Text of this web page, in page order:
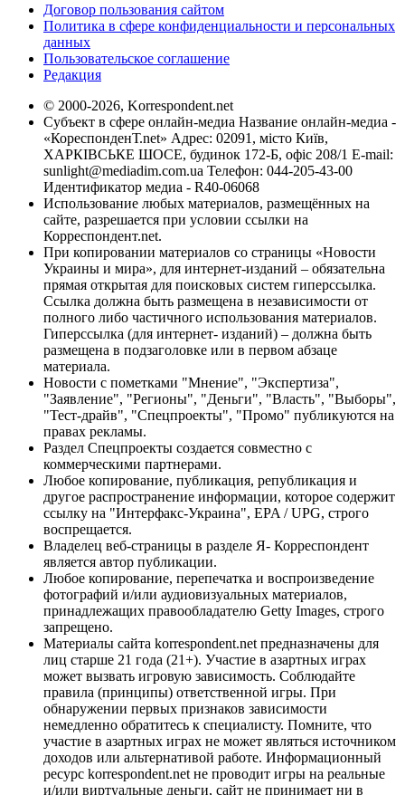
Договор пользования сайтом
Политика в сфере конфиденциальности и персональных
данных
Пользовательское соглашение
Редакция
© 2000-2026, Korrespondent.net
Субъект в сфере онлайн-медиа Название онлайн-медиа -
«КореспонденТ.net» Адрес: 02091, місто Київ,
ХАРКІВСЬКЕ ШОСЕ, будинок 172-Б, офіс 208/1 E-mail:
sunlight@mediadim.com.ua Телефон: 044-205-43-00
Идентификатор медиа - R40-06068
Использование любых материалов, размещённых на
сайте, разрешается при условии ссылки на
Корреспондент.net.
При копировании материалов со страницы «Новости
Украины и мира», для интернет-изданий – обязательна
прямая открытая для поисковых систем гиперссылка.
Ссылка должна быть размещена в независимости от
полного либо частичного использования материалов.
Гиперссылка (для интернет- изданий) – должна быть
размещена в подзаголовке или в первом абзаце
материала.
Новости с пометками "Мнение", "Экспертиза",
"Заявление", "Регионы", "Деньги", "Власть", "Выборы",
"Тест-драйв", "Спецпроекты", "Промо" публикуются на
правах рекламы.
Раздел Спецпроекты создается совместно с
коммерческими партнерами.
Любое копирование, публикация, републикация и
другое распространение информации, которое содержит
ссылку на "Интерфакс-Украина", EPA / UPG, строго
воспрещается.
Владелец веб-страницы в разделе Я- Корреспондент
является автор публикации.
Любое копирование, перепечатка и воспроизведение
фотографий и/или аудиовизуальных материалов,
принадлежащих правообладателю Getty Images, строго
запрещено.
Материалы сайта korrespondent.net предназначены для
лиц старше 21 года (21+). Участие в азартных играх
может вызвать игровую зависимость. Соблюдайте
правила (принципы) ответственной игры. При
обнаружении первых признаков зависимости
немедленно обратитесь к специалисту. Помните, что
участие в азартных играх не может являться источником
доходов или альтернативой работе. Информационный
ресурс korrespondent.net не проводит игры на реальные
и/или виртуальные деньги, сайт не принимает ни в